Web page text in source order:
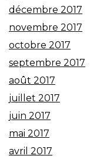
décembre 2017
novembre 2017
octobre 2017
septembre 2017
août 2017
juillet 2017
juin 2017
mai 2017
avril 2017